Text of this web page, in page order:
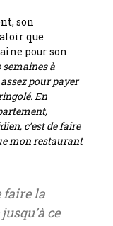
son
que
pour son
semaines à
pour payer
En
c’est de faire
mon restaurant
faire la
ce